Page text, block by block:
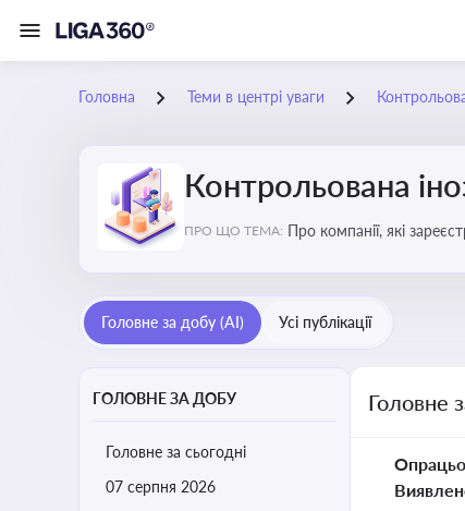
Головна Теми в центрі уваги
Контрольована
ПРО ЩО ТЕМА: Про компанії, які
Головне за добу (AI) Усі публікації
ГОЛОВНЕ ЗА ДОБУ
Головне за сьогодні
07 серпня 2026
Головне